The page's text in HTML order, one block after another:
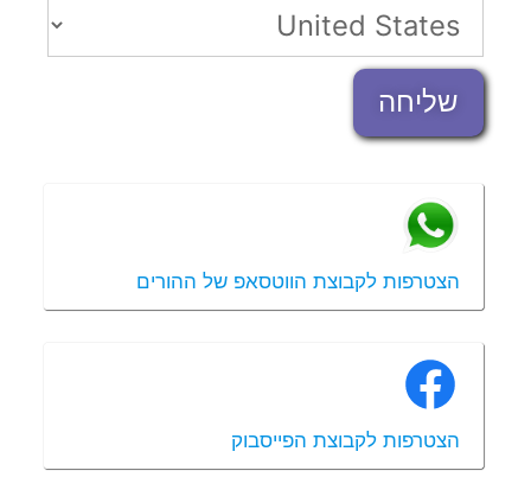
שליחה
הצטרפות לקבוצת הווטסאפ של ההורים
הצטרפות לקבוצת הפייסבוק